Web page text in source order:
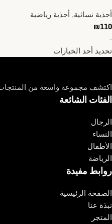
أحذية نسائية, أحذية رياضية
₪110
-
تحديد أحد الخيارات
اكتشف مجموعة واسعة من المنتجات
الفئات الشائعة
الرجال
النساء
الأطفال
الرياضة
روابط مفيدة
الصفحة الرئيسية
نبذة عنا
المتجر